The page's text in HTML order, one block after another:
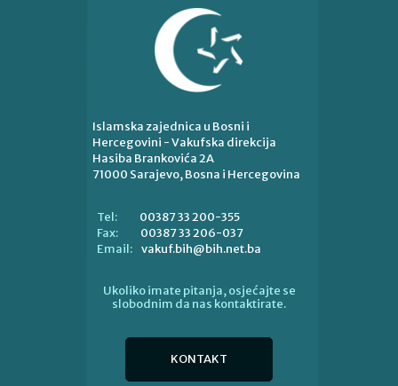
Islamska zajednica u Bosni i
Hercegovini - Vakufska direkcija
Hasiba Brankovića 2A
71000 Sarajevo, Bosna i Hercegovina
Tel:
00387 33 200-355
Fax:
00387 33 206-037
Email: vakuf.bih@bih.net.ba
Ukoliko imate pitanja, osjećajte se
slobodnim da nas kontaktirate.
KONTAKT